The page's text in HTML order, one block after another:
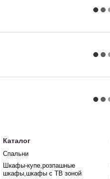
Каталог
Спальни
Шкафы-купе,розпашные
шкафы,шкафы с ТВ зоной